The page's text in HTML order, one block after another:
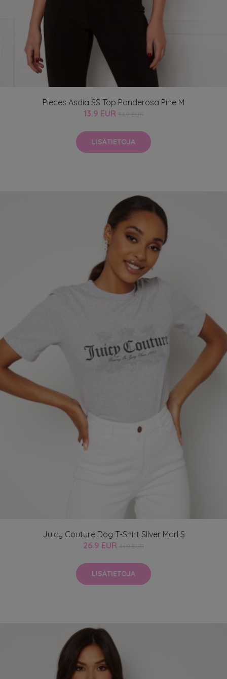
Pieces Asdia SS Top Ponderosa Pine M
13.9 EUR
LISÄTIETOJA
Juicy Couture Dog T-Shirt SIlver Marl S
26.9 EUR
LISÄTIETOJA